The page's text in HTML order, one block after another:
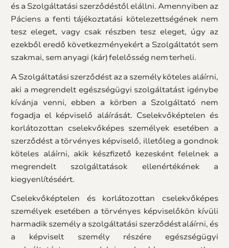
és a Szolgáltatási szerződéstől elállni. Amennyiben az
Páciens a fenti tájékoztatási kötelezettségének nem
tesz eleget, vagy csak részben tesz eleget, úgy az
ezekből eredő következményekért a Szolgáltatót sem
szakmai, sem anyagi (kár) felelősség nem terheli.
A Szolgáltatási szerződést az a személy köteles aláírni,
aki a megrendelt egészségügyi szolgáltatást igénybe
kívánja venni, ebben a körben a Szolgáltató nem
fogadja el képviselő aláírását. Cselekvőképtelen és
korlátozottan cselekvőképes személyek esetében a
szerződést a törvényes képviselő, illetőleg a gondnok
köteles aláírni, akik készfizető kezesként felelnek a
megrendelt szolgáltatások ellenértékének a
kiegyenlítéséért.
Cselekvőképtelen és korlátozottan cselekvőképes
személyek esetében a törvényes képviselőkön kívüli
harmadik személy a szolgáltatási szerződést aláírni, és
a képviselt személy részére egészségügyi